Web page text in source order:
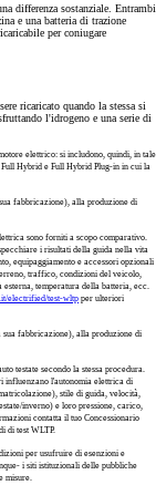
differenza sostanziale. Entrambi
e una batteria di trazione
per coniugare
ricaricato quando la stessa si
l'idrogeno e una serie di
elettrico: si includono, quindi, in tale
Hybrid e Full Hybrid Plug-in in cui la
fabbricazione), alla produzione di
sono forniti a scopo comparativo.
i risultati della guida nella vita
equipaggiamento e accessori opzionali
traffico, condizioni del veicolo,
esterna, temperatura della batteria, ecc.
electrified/test-wltp per ulteriori
sua fabbricazione), alla produzione di
testate secondo la stessa procedura.
influenzano l'autonomia elettrica di
stile di guida, velocità,
inverno) e loro pressione, carico,
contatta il tuo Concessionario
di test WLTP.
per usufruire di esenzioni e
i siti istituzionali delle pubbliche
misure.